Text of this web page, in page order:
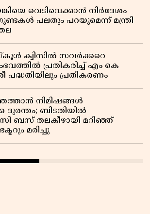
വെടിവെക്കാൻ നിർദേശം
ഗുണ്ടകൾ പലതും പറയുമെന്ന് മന്ത്രി
ക്വിസിൽ സവർക്കറെ
പ്രതികരിച്ച് എം കെ
പദ്ധതിയിലും പ്രതികരണം
നിമിഷങ്ങൾ
ദുരന്തം; ബിടതിയിൽ
ബസ് തലകീഴായി മറിഞ്ഞ്
മരിച്ചു